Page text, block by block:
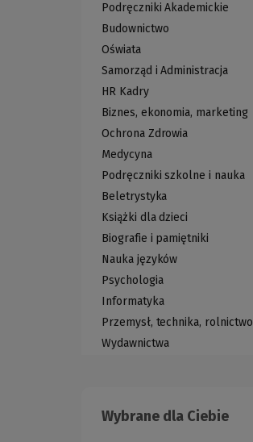
Podręczniki Akademickie
Budownictwo
Oświata
Samorząd i Administracja
HR Kadry
Biznes, ekonomia, marketing
Ochrona Zdrowia
Medycyna
Podręczniki szkolne i nauka
Beletrystyka
Książki dla dzieci
Biografie i pamiętniki
Nauka języków
Psychologia
Informatyka
Przemysł, technika, rolnictwo
Wydawnictwa
Wybrane dla Ciebie